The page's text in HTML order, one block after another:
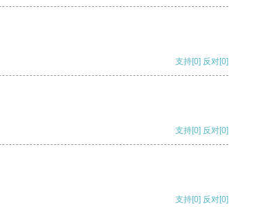
支持[0] 反对[0]
支持[0] 反对[0]
支持[0] 反对[0]